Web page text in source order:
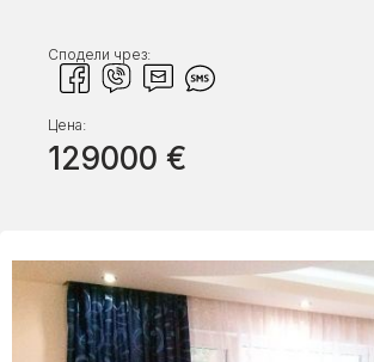
Сподели чрез:
Цена:
129000 €